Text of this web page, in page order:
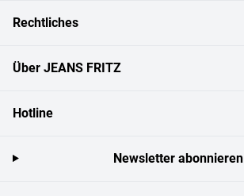
Rechtliches
Über JEANS FRITZ
Hotline
Newsletter abonnieren